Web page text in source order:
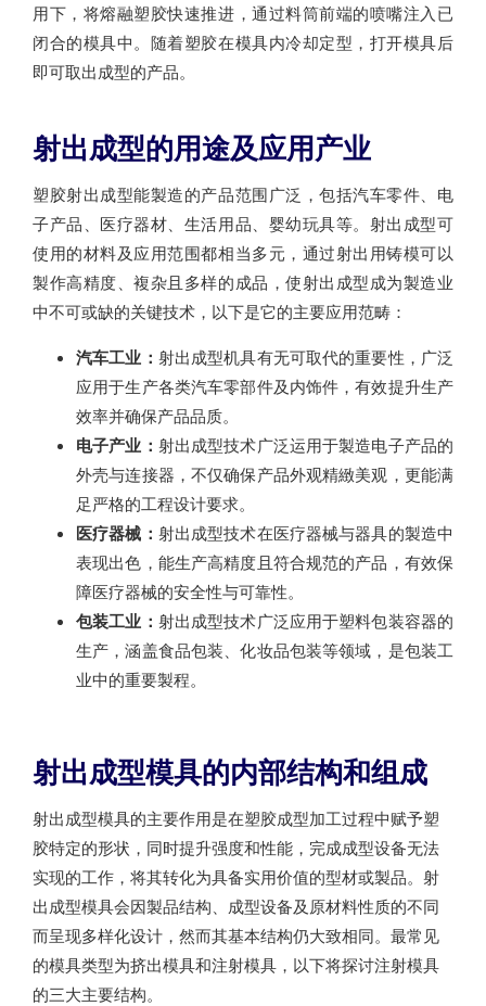
用下，将熔融塑胶快速推进，通过料筒前端的喷嘴注入已
闭合的模具中。随着塑胶在模具内冷却定型，打开模具后
即可取出成型的产品。
射出成型的用途及应用产业
塑胶射出成型能製造的产品范围广泛，包括汽车零件、电
子产品、医疗器材、生活用品、婴幼玩具等。射出成型可
使用的材料及应用范围都相当多元，通过射出用铸模可以
製作高精度、複杂且多样的成品，使射出成型成为製造业
中不可或缺的关键技术，以下是它的主要应用范畴：
汽车工业： 射出成型机具有无可取代的重要性，广泛
应用于生产各类汽车零部件及内饰件，有效提升生产
效率并确保产品品质。
电子产业： 射出成型技术广泛运用于製造电子产品的
外壳与连接器，不仅确保产品外观精緻美观，更能满
足严格的工程设计要求。
医疗器械： 射出成型技术在医疗器械与器具的製造中
表现出色，能生产高精度且符合规范的产品，有效保
障医疗器械的安全性与可靠性。
包装工业： 射出成型技术广泛应用于塑料包装容器的
生产，涵盖食品包装、化妆品包装等领域，是包装工
业中的重要製程。
射出成型模具的内部结构和组成
射出成型模具的主要作用是在塑胶成型加工过程中赋予塑
胶特定的形状，同时提升强度和性能，完成成型设备无法
实现的工作，将其转化为具备实用价值的型材或製品。射
出成型模具会因製品结构、成型设备及原材料性质的不同
而呈现多样化设计，然而其基本结构仍大致相同。最常见
的模具类型为挤出模具和注射模具，以下将探讨注射模具
的三大主要结构。